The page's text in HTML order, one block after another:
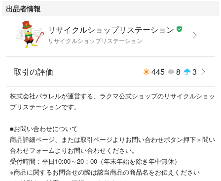
お応えしかねます。
この商品のほかにもいろいろな中古品や未使用品を出品しています。
こちらの商品はラクマ公式ショップのリサイクルショップリステーション
が出品しています。
よろしければ リサイクルショップリステーション で検索いただくか
#restation よりご覧くださいませ。
出品者情報
リサイクルショップリステーション
リサイクルショップリステーション
取引の評価 445 8 3
株式会社パラレルが運営する、ラクマ公式ショップのリサイクルショッ
プリステーションです。
■お問い合わせについて
商品詳細ページ、または取引ページよりお問い合わせボタン押下＞問い
合わせフォームよりお問い合わせください。
受付時間：平日10:00～20：00（年末年始を除き年中無休）
※商品に関するお問合せの際は該当商品の商品名をお伝えください